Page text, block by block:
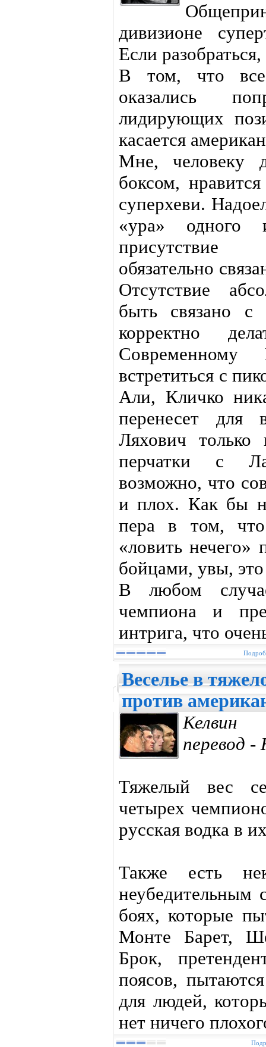
дивизионе
Если
В том, что все
оказались
лидирующих
касается
Мне, человеку
боксом,
суперхеви.
«ура»
присутствие
обязательно
Отсутствие
быть связано с
корректно
встретиться с
Али, Кличко
перенесет для
Ляхович только
перчатки с
возможно, что
и плох. Как бы
пера в том, что
«ловить
бойцами, увы,
В любом
чемпиона и
интрига, что
Веселье в
против
Келвин
перевод -
Тяжелый вес
четырех
русская водка в
Также есть
неубедительным
боях, которые
Монте Барет,
Брок,
поясов,
для людей,
нет ничего